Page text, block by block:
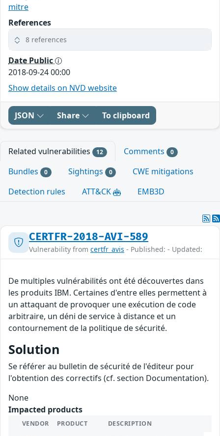
mitre
References
8 references
Date Public
2018-09-24 00:00
Show details on NVD website
JSON Share To clipboard
Related vulnerabilities 12 Comments 0
Bundles 0 Sightings 0
CWE mitigations
Detection rules
ATT&CK EMB3D
CERTFR-2018-AVI-589
Vulnerability from certfr_avis - Published: - Updated:
De multiples vulnérabilités ont été découvertes dans
les produits IBM. Certaines d'entre elles permettent à
un attaquant de provoquer une exécution de code
arbitraire, un déni de service à distance et un
contournement de la politique de sécurité.
Solution
Se référer au bulletin de sécurité de l'éditeur pour
l'obtention des correctifs (cf. section Documentation).
None
Impacted products
VENDOR PRODUCT DESCRIPTION